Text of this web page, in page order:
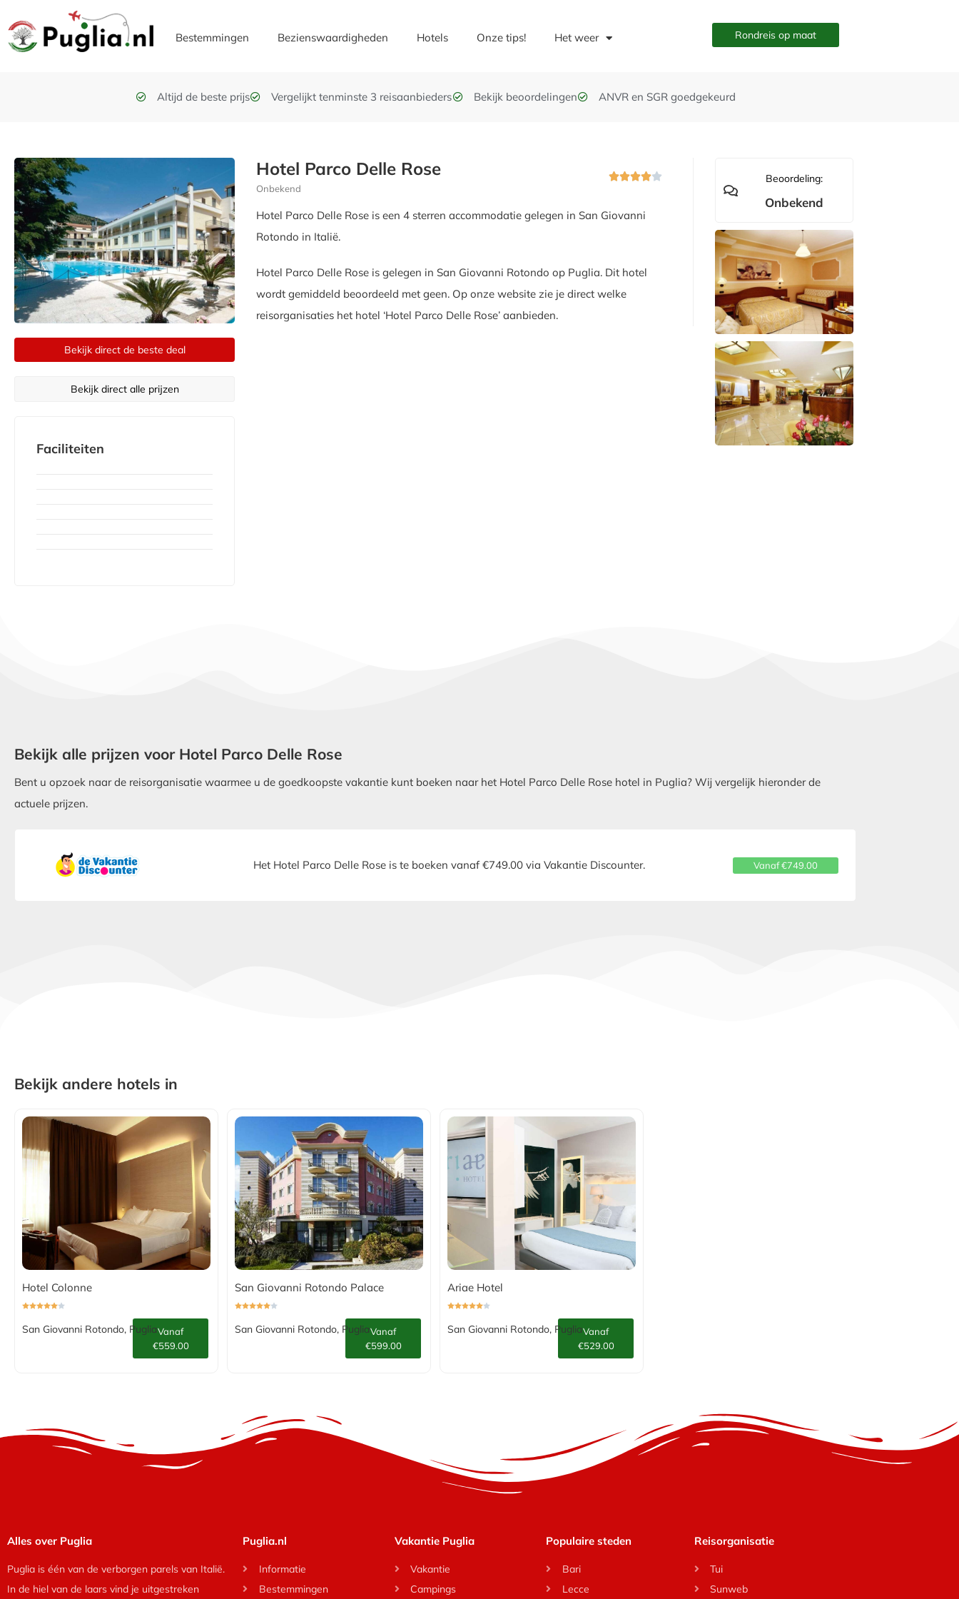
Bestemmingen Bezienswaardigheden Hotels Onze tips! Het weer Rondreis op maat
Altijd de beste prijs Vergelijkt tenminste 3 reisaanbieders Bekijk beoordelingen ANVR en SGR goedgekeurd
Bekijk direct de beste deal
Bekijk direct alle prijzen
Faciliteiten
Hotel Parco Delle Rose
Onbekend

Hotel Parco Delle Rose is een 4 sterren accommodatie gelegen in San Giovanni
Rotondo in Italië.
Hotel Parco Delle Rose is gelegen in San Giovanni Rotondo op Puglia. Dit hotel
wordt gemiddeld beoordeeld met geen. Op onze website zie je direct welke
reisorganisaties het hotel ‘Hotel Parco Delle Rose’ aanbieden.
Beoordeling:
Onbekend
Bekijk alle prijzen voor Hotel Parco Delle Rose
Bent u opzoek naar de reisorganisatie waarmee u de goedkoopste vakantie kunt boeken naar het Hotel Parco Delle Rose hotel in Puglia? Wij vergelijk hieronder de
actuele prijzen.
Het Hotel Parco Delle Rose is te boeken vanaf €749.00 via Vakantie Discounter. Vanaf €749.00
Bekijk andere hotels in
Hotel Colonne
San Giovanni Rotondo, PugliaVanaf
€559.00
San Giovanni Rotondo Palace
San Giovanni Rotondo, PugliaVanaf
€599.00
Ariae Hotel
San Giovanni Rotondo, PugliaVanaf
€529.00
Alles over Puglia
Puglia is één van de verborgen parels van Italië.
In de hiel van de laars vind je uitgestreken
Puglia.nl
Informatie
Bestemmingen
Vakantie Puglia
Vakantie
Campings
Populaire steden
Bari
Lecce
Reisorganisatie
Tui
Sunweb